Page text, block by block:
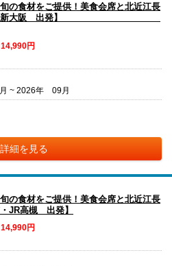
の食材をご提供！美食会席と北近江長
【梅田・新大阪 出発】
円
~ 2026年 09月
詳細を見る
の食材をご提供！美食会席と北近江長
JR高槻 出発】
円